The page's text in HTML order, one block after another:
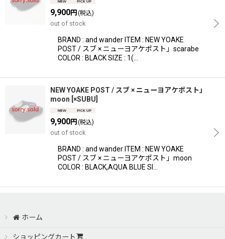
9,900円 (税込)
out of stock
BRAND : and wander ITEM : NEW YOAKE
POST / スブ × ニューヨアケポスト」scarabe
COLOR : BLACK SIZE : 1(…
NEW YOAKE POST / スブ × ニューヨアケポスト」
moon ×SUBU
9,900円 (税込)
out of stock
BRAND : and wander ITEM : NEW YOAKE
POST / スブ × ニューヨアケポスト」moon
COLOR : BLACK,AQUA BLUE SI…
ホーム
ショッピングカート